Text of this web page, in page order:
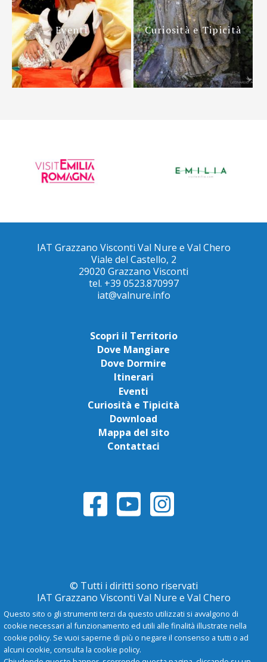
Eventi Curiosità e Tipicità
IAT Grazzano Visconti Val Nure e Val Chero
Viale del Castello, 2
29020 Grazzano Visconti
tel. +39 0523.870997
iat@valnure.info
Scopri il Territorio
Dove Mangiare
Dove Dormire
Itinerari
Eventi
Curiosità e Tipicità
Download
Mappa del sito
Contattaci
© Tutti i diritti sono riservati
IAT Grazzano Visconti Val Nure e Val Chero
Privacy Policy
Questo sito o gli strumenti terzi da questo utilizzati si avvalgono di
cookie necessari al funzionamento ed utili alle finalità illustrate nella
cookie policy. Se vuoi saperne di più o negare il consenso a tutti o ad
alcuni cookie, consulta la cookie policy.